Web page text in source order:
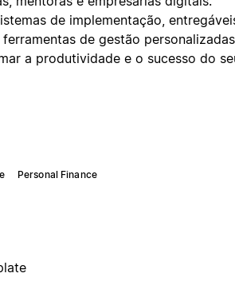
de implementação,
de gestão personalizadas
a produtividade e o sucesso do
Personal Finance